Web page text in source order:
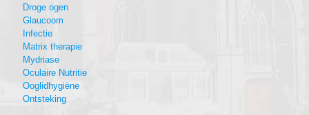
Droge ogen
Glaucoom
Infectie
Matrix therapie
Mydriase
Oculaire Nutritie
Ooglidhygiëne
Ontsteking